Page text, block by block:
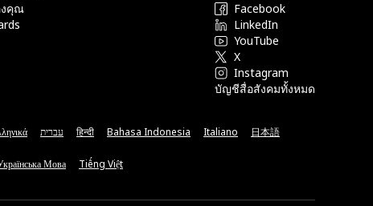
งคุณ
Facebook
LinkedIn
YouTube
X
Instagram
บัญชีสื่อสังคมทั้งหมด
עברית हिन्दी Bahasa Indonesia Italiano 日本語
Мова Tiếng Việt